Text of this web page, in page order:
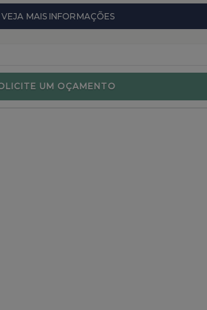
MAIS INFORMAÇÕES
UM OÇAMENTO